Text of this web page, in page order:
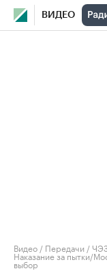
ВИДЕО
Видео / Передачи /
Наказание за пытки/
выбор